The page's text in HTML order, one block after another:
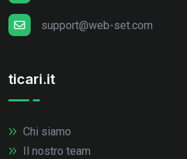
support@web-set.com
ticari.it
Chi siamo
Il nostro team